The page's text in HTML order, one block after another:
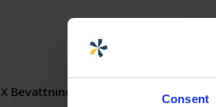
Consent
Bevattningskit